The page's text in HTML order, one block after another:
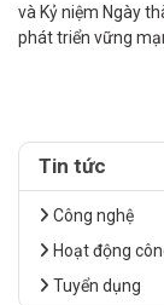
và Kỷ niệm Ngày
phát triển vững
Tin tức
Công nghệ
Hoạt động
Tuyển dụng